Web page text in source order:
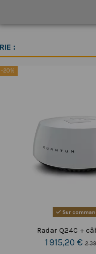
:
-20%
Sur
Radar Q24C +
1 915,20 €2